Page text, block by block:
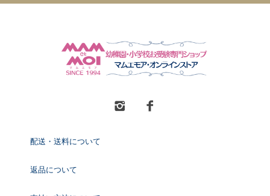
配送・送料について
返品について